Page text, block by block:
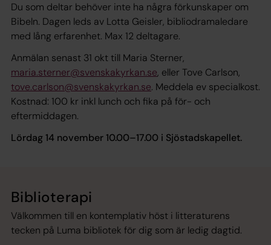
Du som deltar behöver inte ha några förkunskaper om
Bibeln. Dagen leds av Lotta Geisler, bibliodramaledare
med lång erfarenhet. Max 12 deltagare.
Anmälan senast 31 okt till Maria Sterner,
maria.sterner@svenskakyrkan.se, eller Tove Carlson,
tove.carlson@svenskakyrkan.se. Meddela ev specialkost.
Kostnad: 100 kr inkl lunch och fika på för- och
eftermiddagen.
Lördag 14 november 10.00–17.00 i Sjöstadskapellet.
Biblioterapi
Välkommen till en kontemplativ höst i litteraturens
tecken på Luma bibliotek för dig som är ledig dagtid.